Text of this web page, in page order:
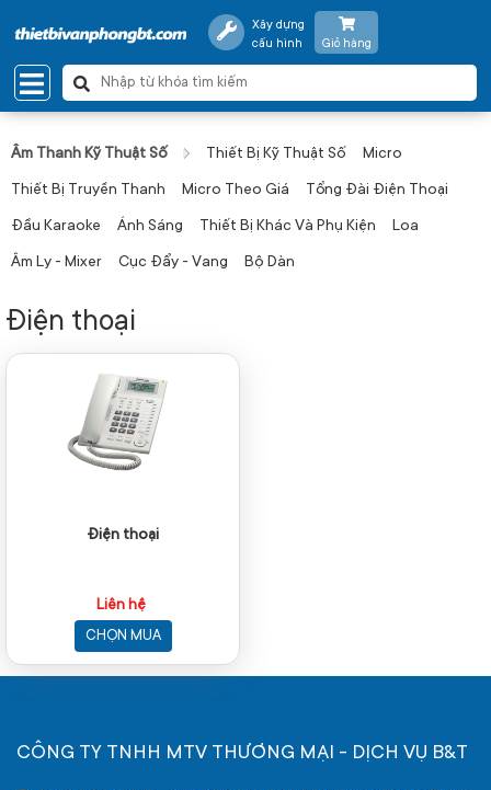
Xây dựng
cấu hình
Giỏ hàng
Âm Thanh Kỹ Thuật Số Thiết Bị Kỹ Thuật Số Micro
Thiết Bị Truyền Thanh Micro Theo Giá Tổng Đài Điện Thoại
Đầu Karaoke Ánh Sáng Thiết Bị Khác Và Phụ Kiện Loa
Âm Ly - Mixer Cục Đẩy - Vang Bộ Dàn
Điện thoại
Điện thoại
Liên hệ
CHỌN MUA
CÔNG TY TNHH MTV THƯƠNG MẠI - DỊCH VỤ B&T